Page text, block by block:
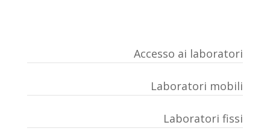
Accesso ai laboratori
Laboratori mobili
Laboratori fissi